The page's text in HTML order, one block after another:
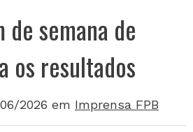
semana de
os resultados
2026 em Imprensa FPB